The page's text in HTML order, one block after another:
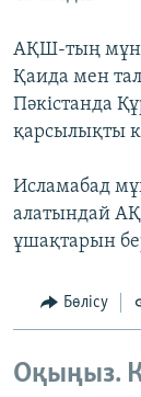
ЖАЗЫЛЫҢЫЗ
АҚШ-тың
Қаида мен
Пәкістанда
қарсылықты
Исламабад
алатындай
ұшақтарын
Бөлісу
Оқыңыз.